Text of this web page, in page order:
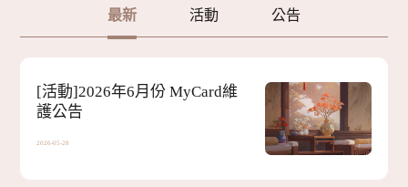
遊戲資訊
華裳錦繡
最新 活動 公告
[活動]2026年6月份 MyCard維
護公告
2026-05-28